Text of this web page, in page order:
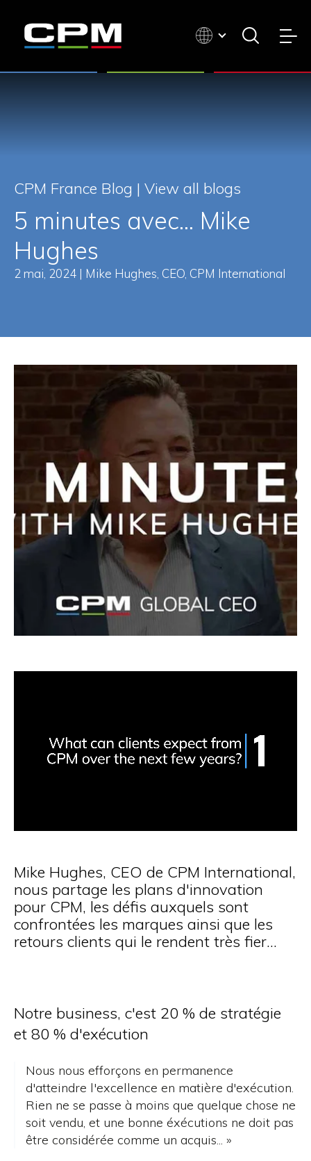
CPM France Blog | View all blogs
5 minutes avec... Mike
Hughes
2 mai, 2024 | Mike Hughes, CEO, CPM International
Mike Hughes, CEO de CPM International,
nous partage les plans d'innovation
pour CPM, les défis auxquels sont
confrontées les marques ainsi que les
retours clients qui le rendent très fier…
Notre business, c'est 20 % de stratégie
et 80 % d'exécution
Nous nous efforçons en permanence
d'atteindre l'excellence en matière d'exécution.
Rien ne se passe à moins que quelque chose ne
soit vendu, et une bonne éxécutions ne doit pas
être considérée comme un acquis... »